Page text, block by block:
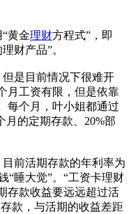
黄金理财方程式”，即
财产品”。
是目前情况下很难开
月工资有限，但是依靠
每个月，叶小姐都通过
月的定期存款、20%部
前活期存款的年利率为
“睡大觉”。“工资卡理财
存款收益要远远超过活
款，与活期的收益差距